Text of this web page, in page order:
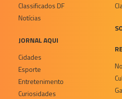
Classificados DF
Notícias
JORNAL AQUI
Cidades
Esporte
Entretenimento
Curiosidades